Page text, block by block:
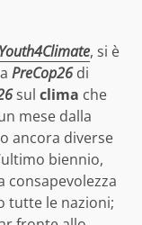
Youth4Climate, si è
PreCop26 di
sul clima che
mese dalla
ancora diverse
biennio,
consapevolezza
tutte le nazioni;